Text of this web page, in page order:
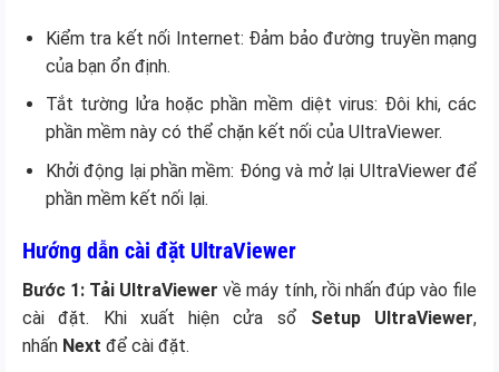
Kiểm tra kết nối Internet: Đảm bảo đường truyền mạng
của bạn ổn định.
Tắt tường lửa hoặc phần mềm diệt virus: Đôi khi, các
phần mềm này có thể chặn kết nối của UltraViewer.
Khởi động lại phần mềm: Đóng và mở lại UltraViewer để
phần mềm kết nối lại.
Hướng dẫn cài đặt UltraViewer
Bước 1: Tải UltraViewer về máy tính, rồi nhấn đúp vào file
cài đặt. Khi xuất hiện cửa sổ Setup UltraViewer,
nhấn Next để cài đặt.